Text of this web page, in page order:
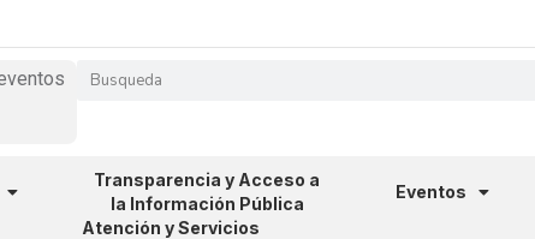
Transparencia y Acceso a
la Información Pública
Eventos
Atención y Servicios